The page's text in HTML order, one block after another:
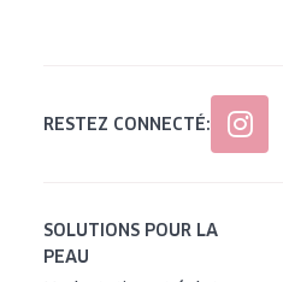
RESTEZ CONNECTÉ:
SOLUTIONS POUR LA
PEAU